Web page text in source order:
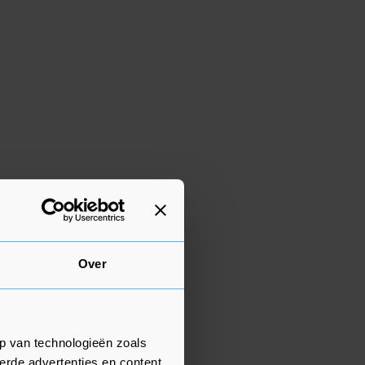
Over
van technologieën zoals